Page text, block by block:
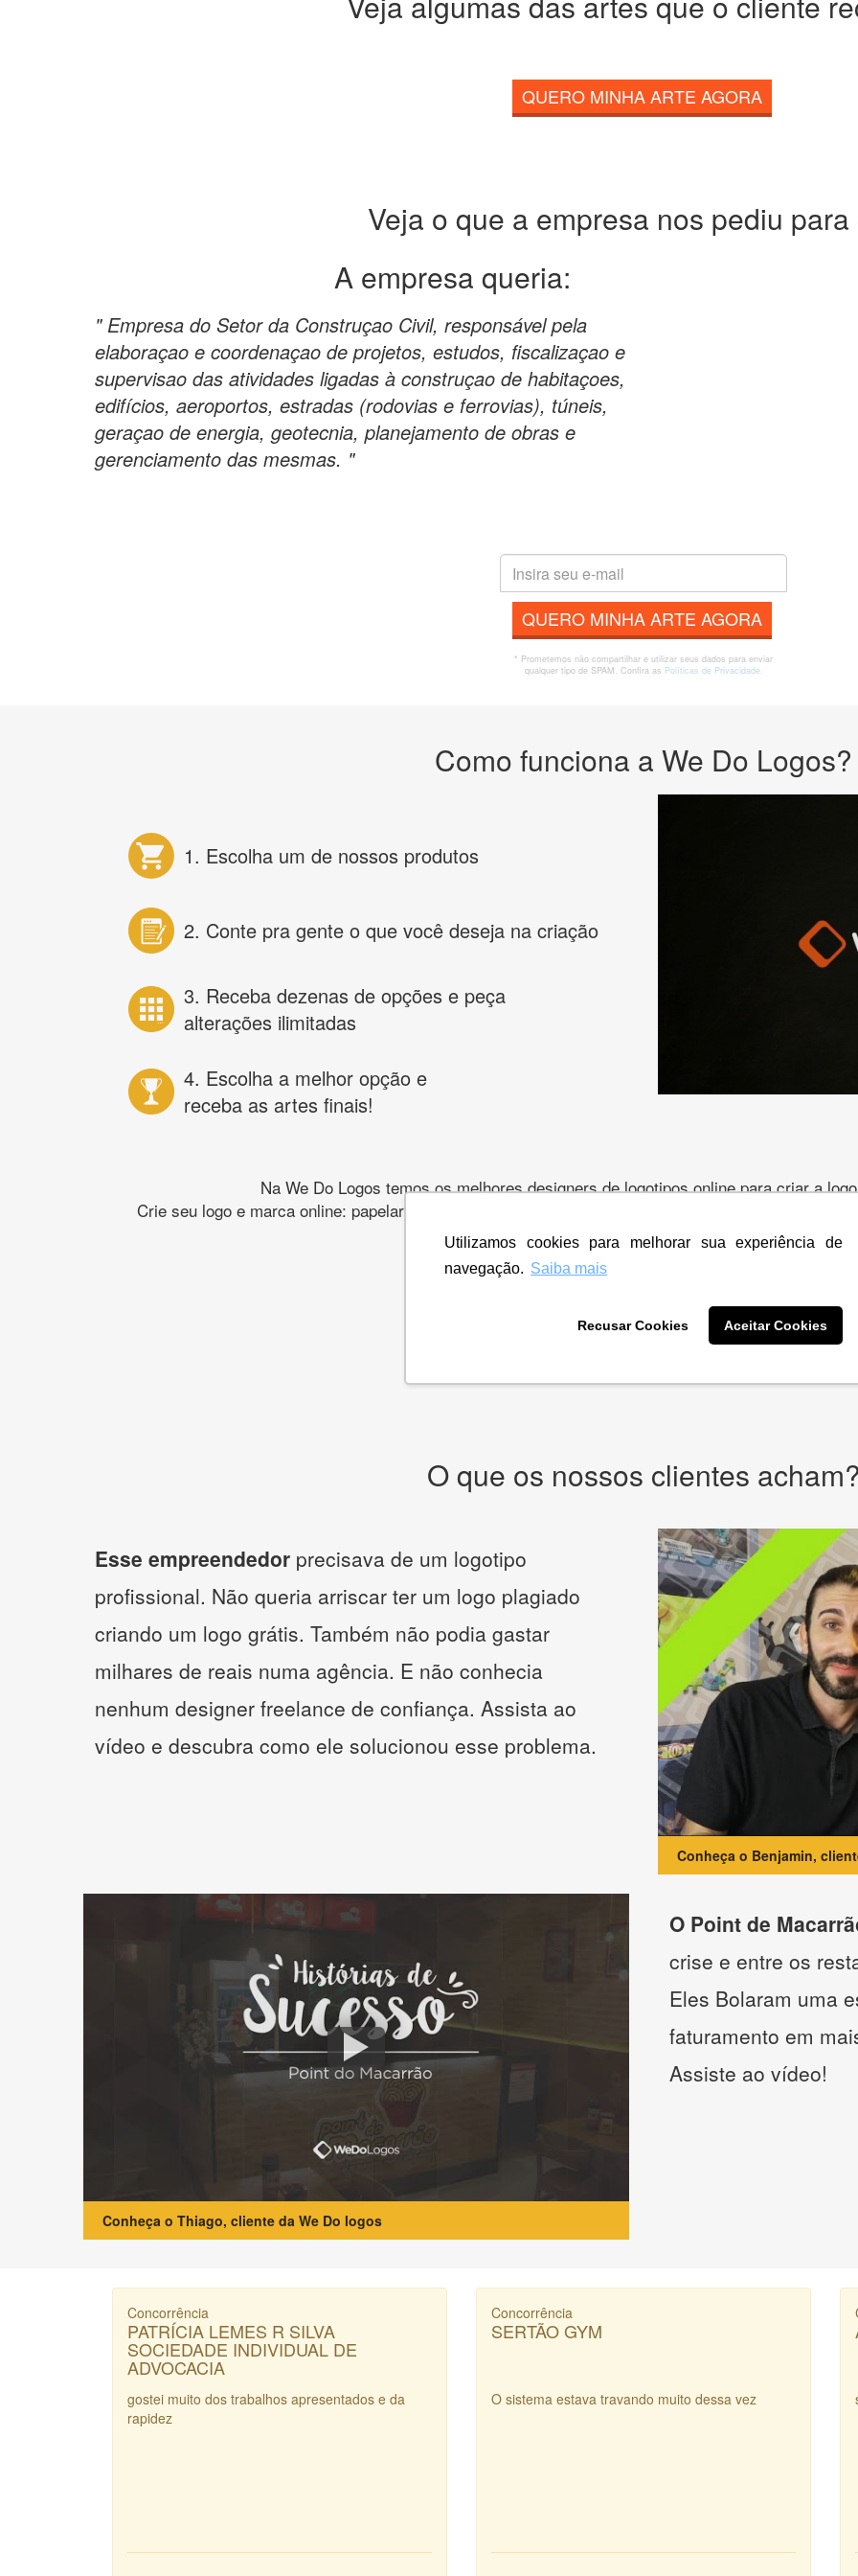
Utilizamos cookies para melhorar sua experiência de
navegação. Saiba mais
Recusar Cookies Aceitar Cookies
QUERO MINHA ARTE AGORA
Veja o que a empresa nos pediu para
A empresa queria:
" Empresa do Setor da Construçao Civil, responsável pela
elaboraçao e coordenaçao de projetos, estudos, fiscalizaçao e
supervisao das atividades ligadas à construçao de habitaçoes,
edifícios, aeroportos, estradas (rodovias e ferrovias), túneis,
geraçao de energia, geotecnia, planejamento de obras e
gerenciamento das mesmas. "
QUERO MINHA ARTE AGORA
* Prometemos não compartilhar e utilizar seus dados para enviar
qualquer tipo de SPAM. Confira as Políticas de Privacidade.
Como funciona a We Do Logos?
1. Escolha um de nossos produtos
2. Conte pra gente o que você deseja na criação
3. Receba dezenas de opções e peça
alterações ilimitadas
4. Escolha a melhor opção e
receba as artes finais!
Na We Do Logos temos os melhores designers de logotipos online para criar a
Crie seu logo e marca online: papelaria, banner, cartão de visita, folder, flyer, website e muito
CRIE SUA MARCA
O que os nossos clientes
Esse empreendedor precisava de um logotipo
profissional. Não queria arriscar ter um logo plagiado
criando um logo grátis. Também não podia gastar
milhares de reais numa agência. E não conhecia
nenhum designer freelance de confiança. Assista ao
vídeo e descubra como ele solucionou esse problema.
Conheça o Benjamin,
Conheça o Thiago, cliente da We Do logos
O Point de
crise e entre os
Eles Bolaram uma
faturamento em
Assiste ao vídeo!
Concorrência
PATRÍCIA LEMES R SILVA
SOCIEDADE INDIVIDUAL DE
ADVOCACIA
gostei muito dos trabalhos apresentados e da
rapidez
Concorrência
SERTÃO GYM
O sistema estava travando muito dessa vez